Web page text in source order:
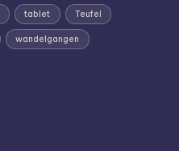
tablet Teufel
wandelgangen